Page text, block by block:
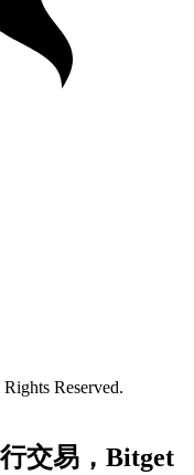
Reserved.
交易，Bitget